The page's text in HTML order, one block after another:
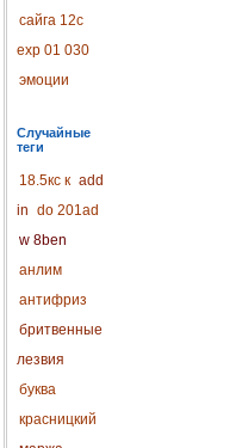
сайга 12с
exp 01 030
эмоции
Случайные
теги
18.5кс к add
in do 201ad
w 8ben
анлим
антифриз
бритвенные
лезвия
буква
красницкий